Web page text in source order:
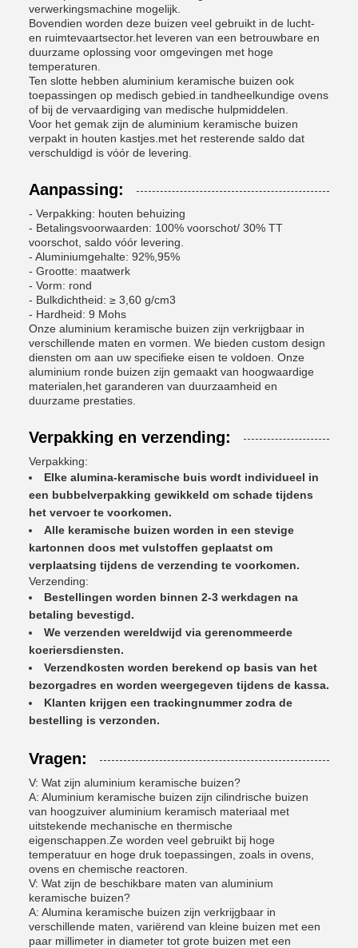
verwerkingsmachine mogelijk.
Bovendien worden deze buizen veel gebruikt in de lucht-
en ruimtevaartsector.het leveren van een betrouwbare en
duurzame oplossing voor omgevingen met hoge
temperaturen.
Ten slotte hebben aluminium keramische buizen ook
toepassingen op medisch gebied.in tandheelkundige ovens
of bij de vervaardiging van medische hulpmiddelen.
Voor het gemak zijn de aluminium keramische buizen
verpakt in houten kastjes.met het resterende saldo dat
verschuldigd is vóór de levering.
Aanpassing:
- Verpakking: houten behuizing
- Betalingsvoorwaarden: 100% voorschot/ 30% TT
voorschot, saldo vóór levering.
- Aluminiumgehalte: 92%,95%
- Grootte: maatwerk
- Vorm: rond
- Bulkdichtheid: ≥ 3,60 g/cm3
- Hardheid: 9 Mohs
Onze aluminium keramische buizen zijn verkrijgbaar in
verschillende maten en vormen. We bieden custom design
diensten om aan uw specifieke eisen te voldoen. Onze
aluminium ronde buizen zijn gemaakt van hoogwaardige
materialen,het garanderen van duurzaamheid en
duurzame prestaties.
Verpakking en verzending:
Verpakking:
Elke alumina-keramische buis wordt individueel in
een bubbelverpakking gewikkeld om schade tijdens
het vervoer te voorkomen.
Alle keramische buizen worden in een stevige
kartonnen doos met vulstoffen geplaatst om
verplaatsing tijdens de verzending te voorkomen.
Verzending:
Bestellingen worden binnen 2-3 werkdagen na
betaling bevestigd.
We verzenden wereldwijd via gerenommeerde
koeriersdiensten.
Verzendkosten worden berekend op basis van het
bezorgadres en worden weergegeven tijdens de kassa.
Klanten krijgen een trackingnummer zodra de
bestelling is verzonden.
Vragen:
V: Wat zijn aluminium keramische buizen?
A: Aluminium keramische buizen zijn cilindrische buizen
van hoogzuiver aluminium keramisch materiaal met
uitstekende mechanische en thermische
eigenschappen.Ze worden veel gebruikt bij hoge
temperatuur en hoge druk toepassingen, zoals in ovens,
ovens en chemische reactoren.
V: Wat zijn de beschikbare maten van aluminium
keramische buizen?
A: Alumina keramische buizen zijn verkrijgbaar in
verschillende maten, variërend van kleine buizen met een
paar millimeter in diameter tot grote buizen met een